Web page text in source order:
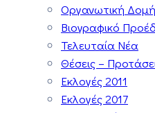
Οργανωτική Δομή
Βιογραφικό
Τελευταία Νέα
Θέσεις –
Εκλογές 2011
Εκλογές 2017